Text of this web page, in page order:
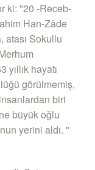
ki: "20 -Receb-
Han-Zâde
atası Sokullu
hayatı
görülmemiş,
biri
büyük oğlu
yerini aldı. "